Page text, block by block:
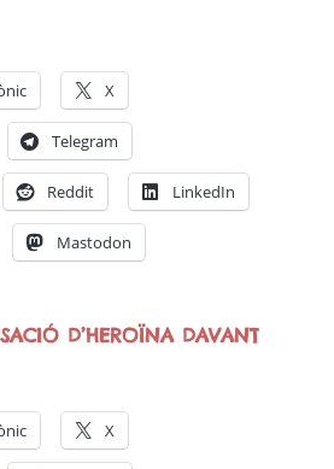
X
Telegram
Reddit LinkedIn
Mastodon
D’HEROÏNA DAVANT
X